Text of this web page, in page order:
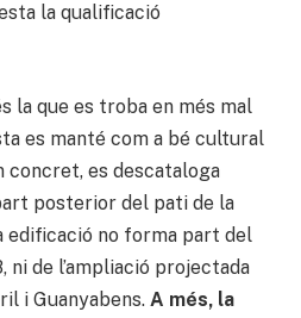
la qualificació
la que es troba en més mal
es manté com a bé cultural
concret, es descataloga
posterior del pati de la
edificació no forma part del
ni de l’ampliació projectada
i Guanyabens. A més, la